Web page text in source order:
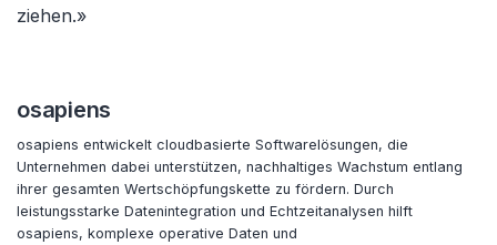
ziehen.»
osapiens
osapiens entwickelt cloudbasierte Softwarelösungen, die
Unternehmen dabei unterstützen, nachhaltiges Wachstum entlang
ihrer gesamten Wertschöpfungskette zu fördern. Durch
leistungsstarke Datenintegration und Echtzeitanalysen hilft
osapiens, komplexe operative Daten und